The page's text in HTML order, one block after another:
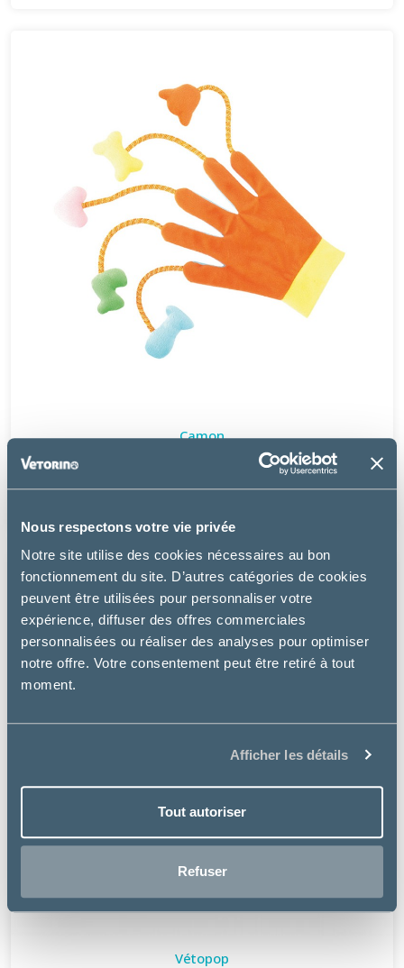
Nous respectons votre vie privée
Notre site utilise des cookies nécessaires au bon
fonctionnement du site. D’autres catégories de cookies
peuvent être utilisées pour personnaliser votre
expérience, diffuser des offres commerciales
personnalisées ou réaliser des analyses pour optimiser
notre offre. Votre consentement peut être retiré à tout
moment.
Afficher les détails
Tout autoriser
Refuser
Camon
JOUET GANT MAGIQUE CHAT
Vétopop